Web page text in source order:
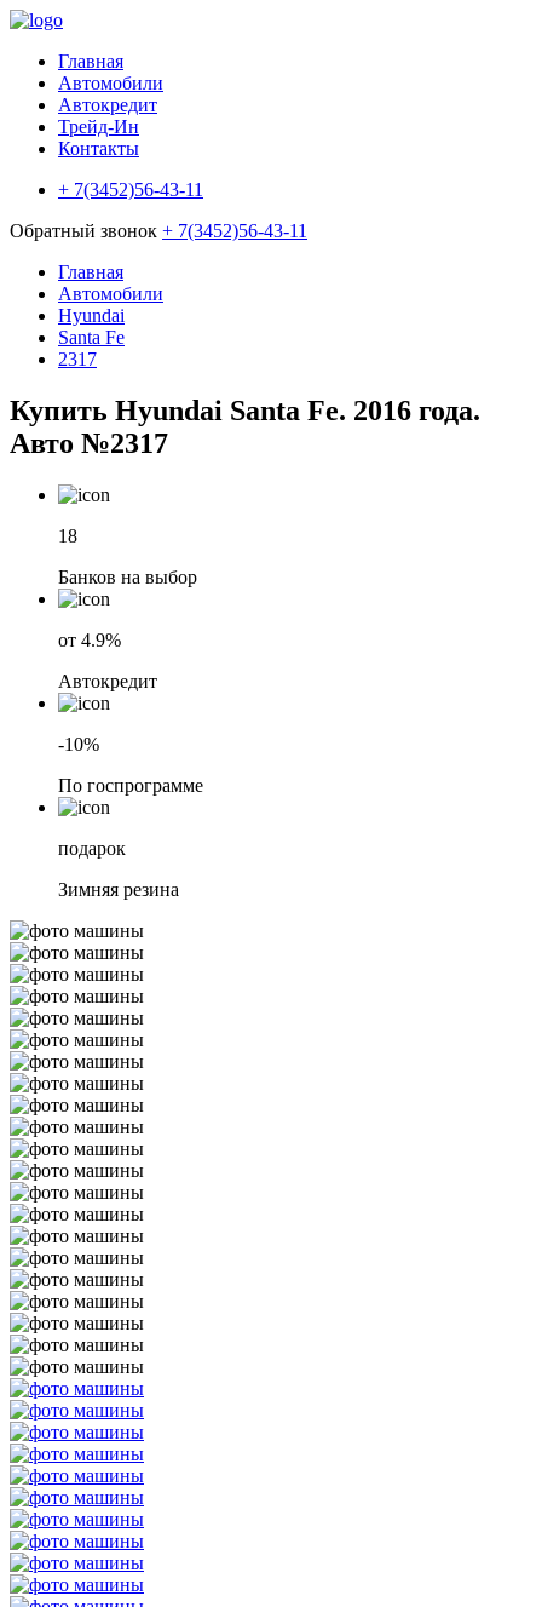
Главная
Автомобили
Автокредит
Трейд-Ин
Контакты
+ 7(3452)56-43-11
Обратный звонок + 7(3452)56-43-11
Главная
Автомобили
Hyundai
Santa Fe
2317
Купить Hyundai Santa Fe. 2016 года.
Авто №2317
18
Банков на выбор
от 4.9%
Автокредит
-10%
По госпрограмме
подарок
Зимняя резина